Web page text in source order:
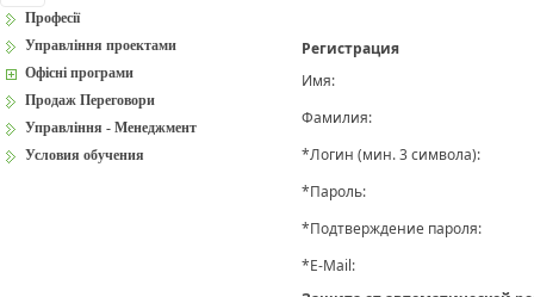
Регистрация
Имя:
Фамилия:
*Логин (мин. 3 символа):
*Пароль:
*Подтверждение пароля:
*E-Mail:
Професії
Управління проектами
Офісні програми
Продаж Переговори
Управління - Менеджмент
Условия обучения